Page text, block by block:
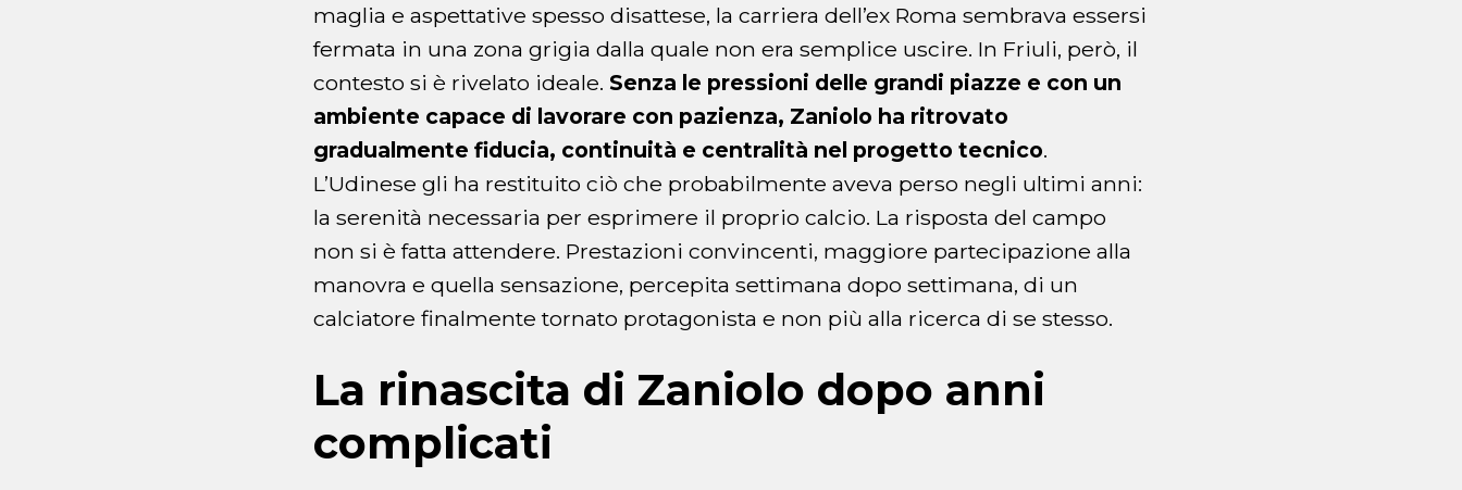
maglia e aspettative spesso disattese, la carriera dell’ex Roma sembrava essersi
fermata in una zona grigia dalla quale non era semplice uscire. In Friuli, però, il
contesto si è rivelato ideale. Senza le pressioni delle grandi piazze e con un
ambiente capace di lavorare con pazienza, Zaniolo ha ritrovato
gradualmente fiducia, continuità e centralità nel progetto tecnico.
L’Udinese gli ha restituito ciò che probabilmente aveva perso negli ultimi anni:
la serenità necessaria per esprimere il proprio calcio. La risposta del campo
non si è fatta attendere. Prestazioni convincenti, maggiore partecipazione alla
manovra e quella sensazione, percepita settimana dopo settimana, di un
calciatore finalmente tornato protagonista e non più alla ricerca di se stesso.
La rinascita di Zaniolo dopo anni
complicati